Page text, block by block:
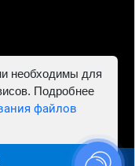
781302555843,
необходимы для
Подробнее
файлов